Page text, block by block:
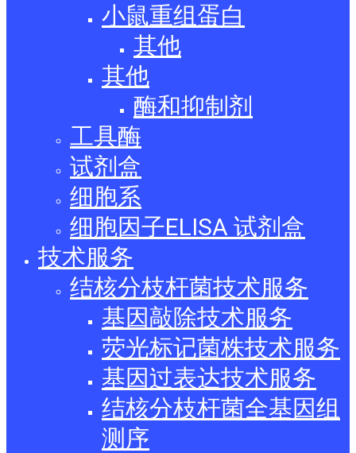
小鼠重组蛋白
其他
其他
酶和抑制剂
工具酶
试剂盒
细胞系
细胞因子ELISA 试剂盒
技术服务
结核分枝杆菌技术服务
基因敲除技术服务
荧光标记菌株技术服务
基因过表达技术服务
结核分枝杆菌全基因组
测序